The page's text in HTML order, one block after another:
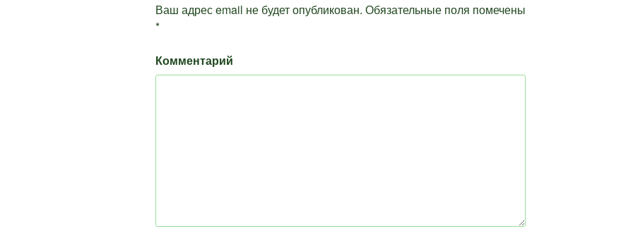
Ваш адрес email не будет опубликован. Обязательные поля помечены
*
Комментарий